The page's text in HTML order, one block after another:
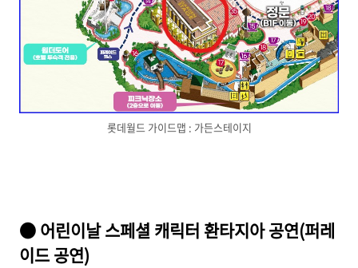
롯데월드 가이드맵 : 가든스테이지
● 어린이날 스페셜 캐릭터 환타지아 공연(퍼레
이드 공연)